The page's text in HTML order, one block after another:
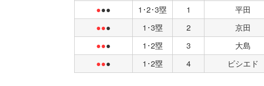
●●● 1･2･3塁 1 平田
●●● 1･3塁 2 京田
●●● 1･2塁 3 大島
●●● 1･2塁 4 ビシエド